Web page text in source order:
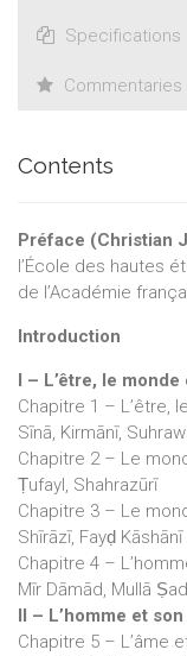
Specifications
Commentaries
Contents
Préface (Christian
l’École des hautes
de l’Académie
Introduction
I – L’être, le
Chapitre 1 – L’être,
Sīnā, Kirmānī,
Chapitre 2 – Le
Ṭufayl, Shahrazūrī
Chapitre 3 – Le
Shīrāzī, Fayḍ Kāshānī
Chapitre 4 –
Mīr Dāmād, Mullā
II – L’homme et
Chapitre 5 – L’âme